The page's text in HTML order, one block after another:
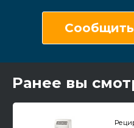
Ранее вы